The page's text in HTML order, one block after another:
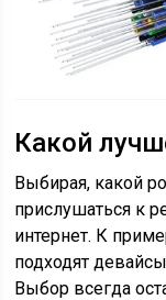
Какой
Выбирая, какой
прислушаться к
интернет. К
подходят
Выбор всегда